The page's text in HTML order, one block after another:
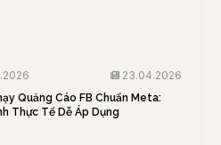
23.04.2026
Quảng Cáo FB Chuẩn Meta:
Thực Tế Dễ Áp Dụng